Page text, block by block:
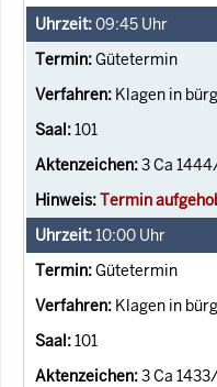
09:45 Uhr
Gütetermin
Klagen in
101
3 Ca
Termin
10:00 Uhr
Gütetermin
Klagen in
101
3 Ca